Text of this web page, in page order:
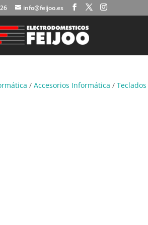
info@feijoo.es
/Accesorios Informática /Teclados